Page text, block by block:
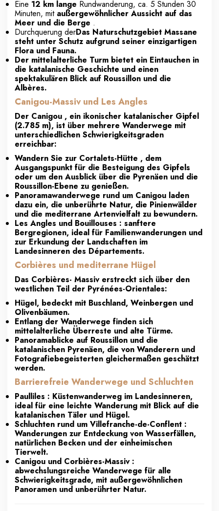
Eine 12 km lange Rundwanderung, ca. 5 Stunden 30
Minuten, mit außergewöhnlicher Aussicht auf das
Meer und die Berge .
Durchquerung derDas Naturschutzgebiet Massane
steht unter Schutz aufgrund seiner einzigartigen
Flora und Fauna.
Der mittelalterliche Turm bietet ein Eintauchen in
die katalanische Geschichte und einen
spektakulären Blick auf Roussillon und die
Albères.
Canigou-Massiv und Les Angles
Der Canigou , ein ikonischer katalanischer Gipfel
(2.785 m), ist über mehrere Wanderwege mit
unterschiedlichen Schwierigkeitsgraden
erreichbar:
Wandern Sie zur Cortalets-Hütte , dem
Ausgangspunkt für die Besteigung des Gipfels
oder um den Ausblick über die Pyrenäen und die
Roussillon-Ebene zu genießen.
Panoramawanderwege rund um Canigou laden
dazu ein, die unberührte Natur, die Pinienwälder
und die mediterrane Artenvielfalt zu bewundern.
Les Angles und Bouillouses : sanftere
Bergregionen, ideal für Familienwanderungen und
zur Erkundung der Landschaften im
Landesinneren des Départements.
Corbières und mediterrane Hügel
Das Corbières- Massiv erstreckt sich über den
westlichen Teil der Pyrénées-Orientales:
Hügel, bedeckt mit Buschland, Weinbergen und
Olivenbäumen.
Entlang der Wanderwege finden sich
mittelalterliche Überreste und alte Türme.
Panoramablicke auf Roussillon und die
katalanischen Pyrenäen, die von Wanderern und
Fotografiebegeisterten gleichermaßen geschätzt
werden.
Barrierefreie Wanderwege und Schluchten
Paulliles : Küstenwanderweg im Landesinneren,
ideal für eine leichte Wanderung mit Blick auf die
katalanischen Täler und Hügel.
Schluchten rund um Villefranche-de-Conflent :
Wanderungen zur Entdeckung von Wasserfällen,
natürlichen Becken und der einheimischen
Tierwelt.
Canigou und Corbières-Massiv :
abwechslungsreiche Wanderwege für alle
Schwierigkeitsgrade, mit außergewöhnlichen
Panoramen und unberührter Natur.